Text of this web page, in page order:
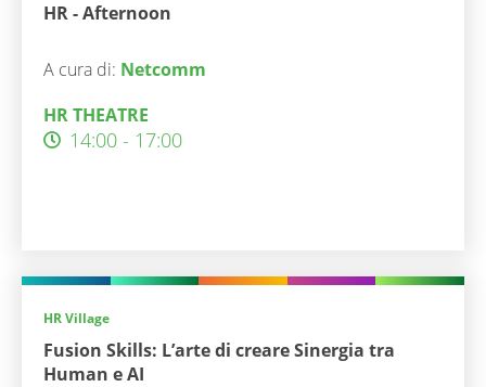
HR - Afternoon
A cura di: Netcomm
HR THEATRE
14:00 - 17:00
HR Village
Fusion Skills: L’arte di creare Sinergia tra
Human e AI